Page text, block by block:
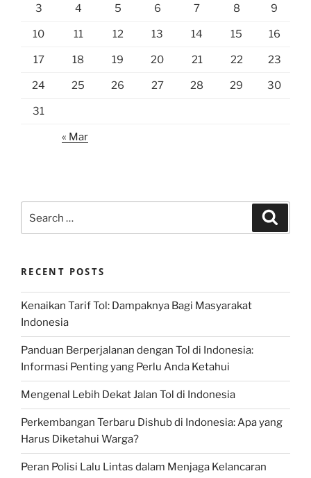
3 4 5 6 7 8 9
10 11 12 13 14 15 16
17 18 19 20 21 22 23
24 25 26 27 28 29 30
31
« Mar
for:
RECENT POSTS
Kenaikan Tarif Tol: Dampaknya Bagi Masyarakat
Indonesia
Panduan Berperjalanan dengan Tol di Indonesia:
Informasi Penting yang Perlu Anda Ketahui
Mengenal Lebih Dekat Jalan Tol di Indonesia
Perkembangan Terbaru Dishub di Indonesia: Apa yang
Harus Diketahui Warga?
Peran Polisi Lalu Lintas dalam Menjaga Kelancaran